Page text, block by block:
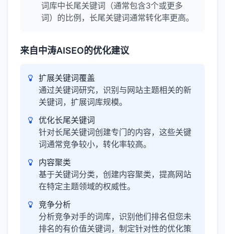
词库中长尾关键词（通常包含3个或更多
词）的比例，长尾关键词通常转化率更高。
来自中涛AISEO的优化建议
扩展关键词覆盖
通过关键词研究，识别与网站主题相关的新
关键词，扩展词库规模。
优化长尾关键词
针对长尾关键词创建专门的内容，这些关键
词通常竞争较小，转化率较高。
内容聚类
基于关键词分类，创建内容聚类，提高网站
在特定主题领域的权威性。
竞争分析
分析竞争对手的词库，识别他们排名但您未
排名的有价值关键词，制定针对性的优化策